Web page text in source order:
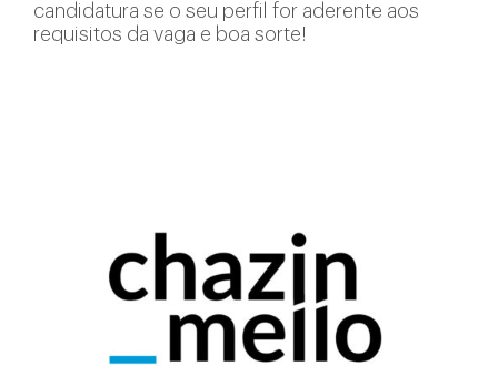
candidatura se o seu perfil for aderente aos
requisitos da vaga e boa sorte!